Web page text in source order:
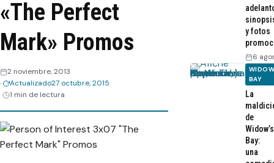
Recomendaciones
Webisodios
«The Perfect
Mark» Promos
2 noviembre, 2013
Actualizado27 octubre, 2015
1 min de lectura
y fotos
6
BAY
La
de
Widow’s
Bay:
una